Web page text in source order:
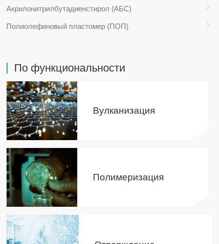
Акрилонитрилбутадиенстирол (АБС)
Полиолефиновый пластомер (ПОП)
По функциональности
Вулканизация
Полимеризация